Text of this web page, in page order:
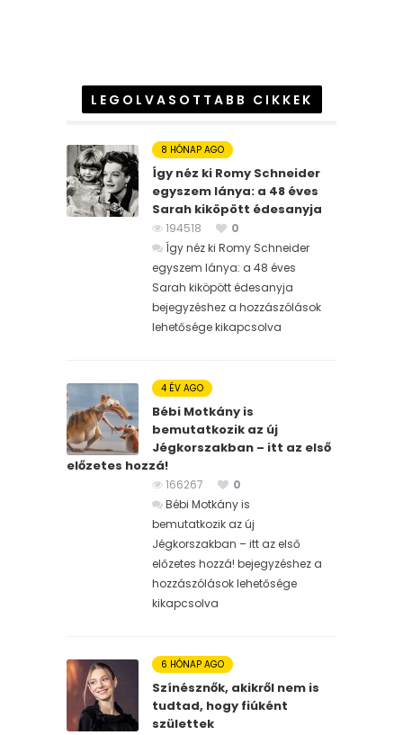
LEGOLVASOTTABB CIKKEK
8 HÓNAP AGO
Így néz ki Romy Schneider
egyszem lánya: a 48 éves
Sarah kiköpött édesanyja
194518
0
Így néz ki Romy Schneider
egyszem lánya: a 48 éves
Sarah kiköpött édesanyja
bejegyzéshez a hozzászólások
lehetősége kikapcsolva
4 ÉV AGO
Bébi Motkány is
bemutatkozik az új
Jégkorszakban – itt az első
előzetes hozzá!
166267
0
Bébi Motkány is
bemutatkozik az új
Jégkorszakban – itt az első
előzetes hozzá! bejegyzéshez a
hozzászólások lehetősége
kikapcsolva
6 HÓNAP AGO
Színésznők, akikről nem is
tudtad, hogy fiúként
születtek